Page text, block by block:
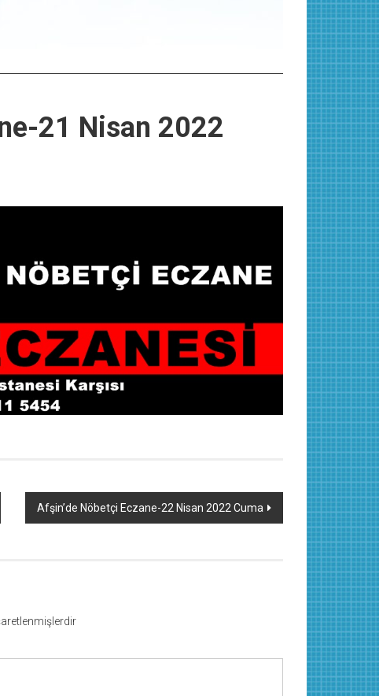
21 Nisan 2022
Afşin’de Nöbetçi Eczane-22 Nisan 2022 Cuma